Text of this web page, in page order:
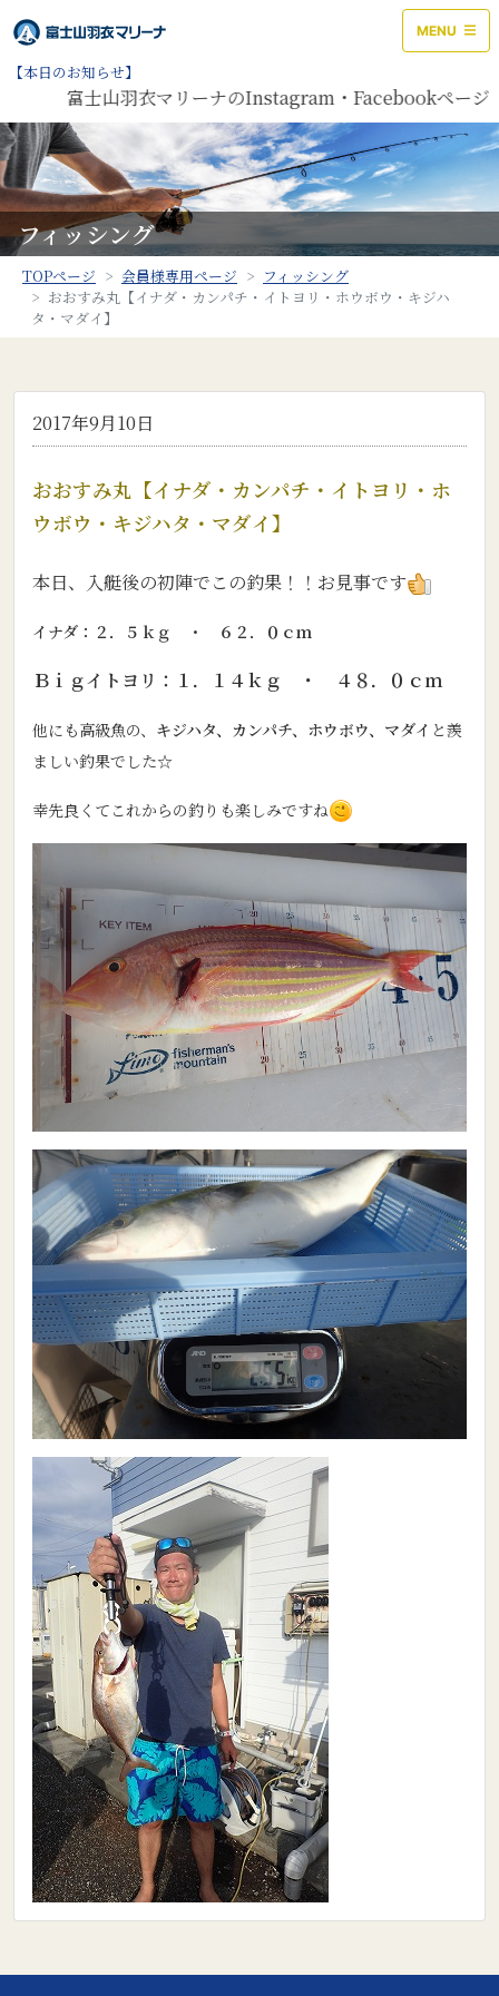
MENU
【本日のお知らせ】
富士山羽衣マリーナのInstagram・Facebookページを
フィッシング
TOPページ 会員様専用ページ
フィッシング
おおすみ丸【イナダ・カンパチ・イトヨリ・ホウボウ・キジハ
タ・マダイ】
2017年9月10日
おおすみ丸【イナダ・カンパチ・イトヨリ・ホ
ウボウ・キジハタ・マダイ】
本日、入艇後の初陣でこの釣果！！お見事です
イナダ：２．５ｋｇ ・ ６２．０ｃｍ
Ｂｉｇイトヨリ：１．１４ｋｇ ・ ４８．０ｃｍ
他にも高級魚の、 キジハタ、カンパチ、ホウボウ、マダイ と羨
ましい釣果でした☆
幸先良くてこれからの釣りも楽しみですね